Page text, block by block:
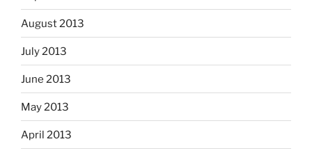
August 2013
July 2013
June 2013
May 2013
April 2013